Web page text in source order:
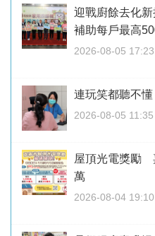
迎戰廚餘去化
補助每戶最高
2026-08-05 17:23
連玩笑都聽不
2026-08-05 11:35
屋頂光電獎勵
萬
2026-08-04 19:10